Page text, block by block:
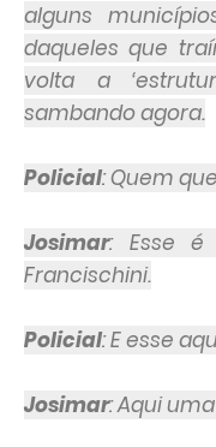
alguns
daqueles que
volta a
sambando agora.
Policial: Quem
Josimar: Esse
Francischini.
Policial: E esse
Josimar: Aqui